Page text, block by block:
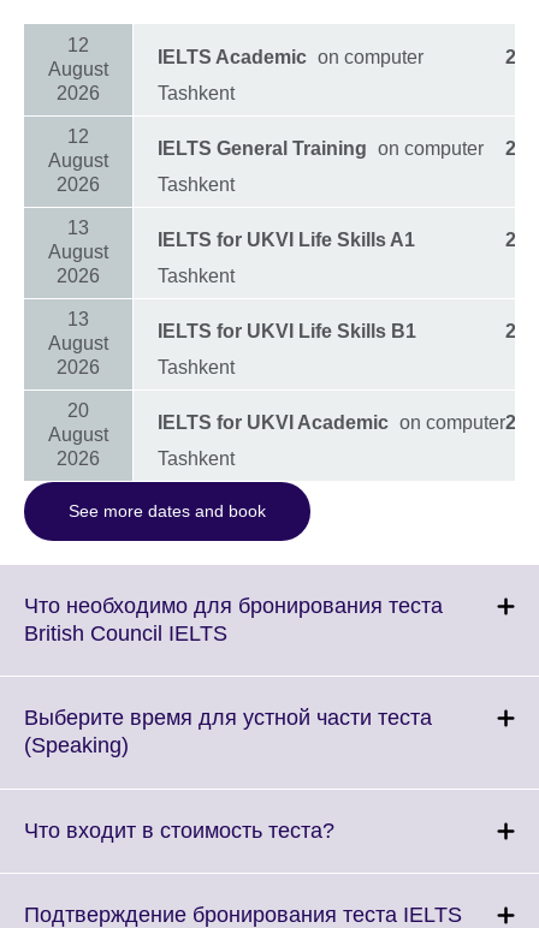
12
August
2026
IELTS Academic on computer
Tashkent
12
August
2026
IELTS General Training on computer
Tashkent
13
August
2026
IELTS for UKVI Life Skills A1
Tashkent
13
August
2026
IELTS for UKVI Life Skills B1
Tashkent
20
August
2026
IELTS for UKVI Academic on computer
Tashkent
See more dates and book
Что необходимо для бронирования теста
British Council IELTSClick
More
Выберите время для устной части теста
(Speaking)
More
Что входит в стоимость теста?Click
More
Подтверждение бронирования теста IELTSClick